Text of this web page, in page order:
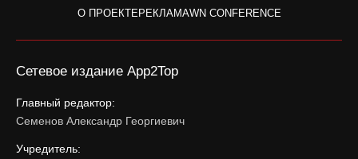
О ПРОЕКТЕРЕКЛАМАWN CONFERENCE
Сетевое издание App2Top
Главный редактор:
Семенов Александр Георгиевич
Учредитель: